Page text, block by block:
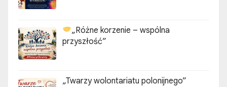
„Różne korzenie – wspólna
przyszłość”
„Twarzy wolontariatu polonijnego”